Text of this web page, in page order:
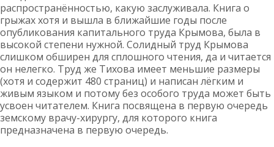
распространённостью, какую заслуживала. Книга о
грыжах хотя и вышла в ближайшие годы после
опубликования капитального труда Крымова, была в
высокой степени нужной. Солидный труд Крымова
слишком обширен для сплошного чтения, да и читается
он нелегко. Труд же Тихова имеет меньшие размеры
(хотя и содержит 480 страниц) и написан лёгким и
живым языком и потому без особого труда может быть
усвоен читателем. Книга посвящена в первую очередь
земскому врачу-хирургу, для которого книга
предназначена в первую очередь.